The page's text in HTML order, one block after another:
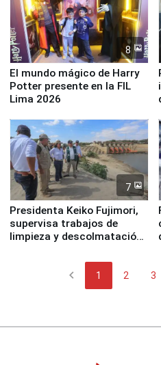
8
El mundo mágico de Harry
Potter presente en la FIL
Lima 2026
7
Presidenta Keiko Fujimori,
supervisa trabajos de
limpieza y descolmatación
chevron_left 1 2 3